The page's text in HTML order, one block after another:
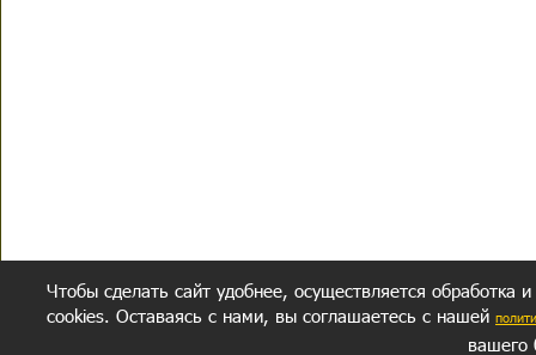
Чтобы сделать сайт удобнее, осуществляется обработка
cookies. Оставаясь с нами, вы соглашаетесь с нашей
вашего